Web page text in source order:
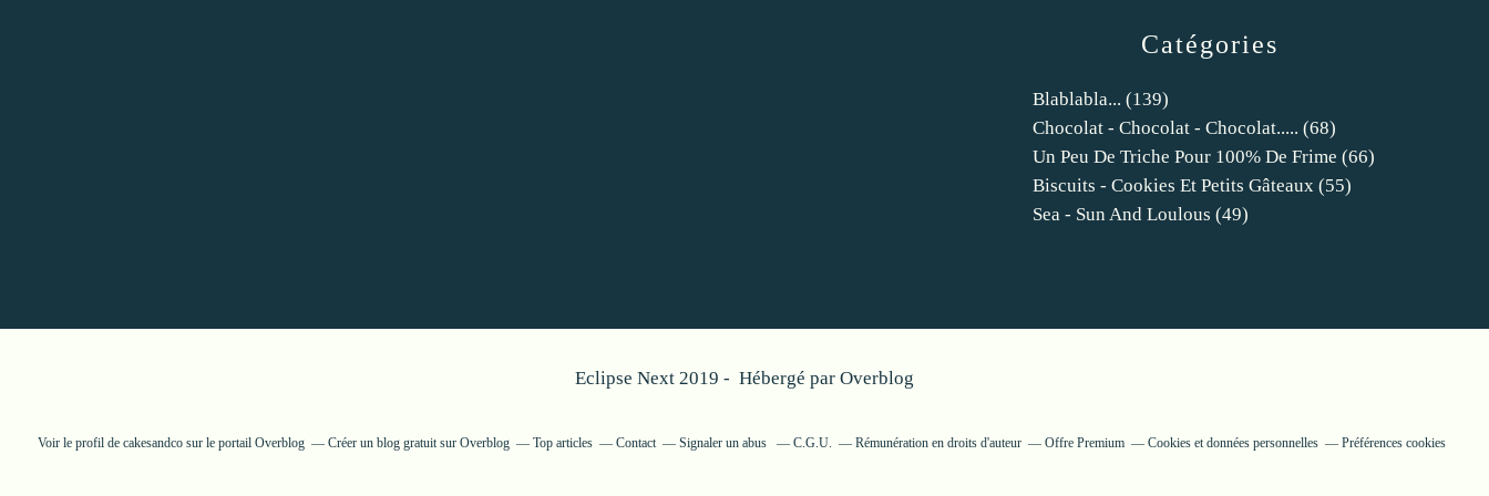
Catégories
Blablabla... (139)
Chocolat - Chocolat - Chocolat..... (68)
Un Peu De Triche Pour 100% De Frime (66)
Biscuits - Cookies Et Petits Gâteaux (55)
Sea - Sun And Loulous (49)
Eclipse Next 2019 - Hébergé par Overblog
Voir le profil de cakesandcosur le portail Overblog Créer un blog gratuit sur Overblog Top articles Contact Signaler un abus C.G.U. Rémunération en droits d'auteur Offre Premium Cookies et données personnelles Préférences cookies